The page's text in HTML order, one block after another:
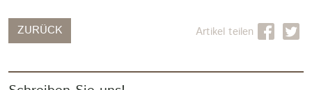
ZURÜCK Artikel teilen